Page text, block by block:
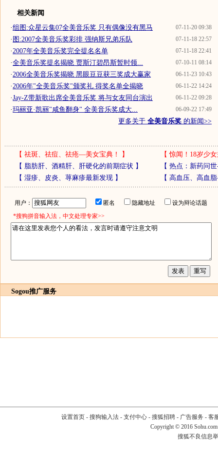
相关新闻
07-11-20 09:38
·组图:众星云集07全美音乐奖 只有偶像没有黑马
07-11-18 22:57
·图:2007全美音乐奖彩排 强纳斯兄弟乐队
07-11-18 22:41
·2007年全美音乐奖完全提名名单
07-10-11 08:14
·全美音乐奖提名揭晓 贾斯汀碧昂斯暂时领...
06-11-23 10:43
·2006全美音乐奖揭晓 黑眼豆豆获三奖成大赢家
06-11-22 14:24
·2006年"全美音乐奖"颁奖礼 得奖名单全揭晓
06-11-22 09:28
·Jay-Z带新歌出席全美音乐奖 将与女友同台演出
06-09-22 17:49
·玛丽亚·凯丽"咸鱼翻身" 全美音乐奖成大...
更多关于 全美音乐奖 的新闻>>
【 祛斑、祛痘、祛疮—美女宝典！ 】 【惊闻！18岁少
【 脂肪肝、酒精肝、肝硬化的前期症状 】 【 热点：新药问
【 湿疹、皮炎、荨麻疹最新发现】 【 高血压、高血
用户： 匿名 隐藏地址
设为辩论话题
*搜狗拼音输入法，中文处理专家>>
Sogou推广服务
设置首页- 搜狗输入法- 支付中心- 搜狐招聘- 广告服务 - 客
Copyright © 2016
搜狐不良信息